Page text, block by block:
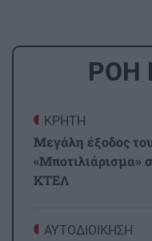
ΡΟΗ
ΚΡΗΤΗ
Μεγάλη έξοδος
«Μποτιλιάρισμα»
ΚΤΕΛ
ΑΥΤΟΔΙΟΙΚΗΣΗ